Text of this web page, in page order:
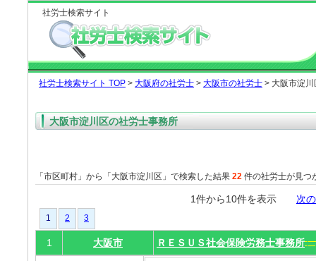
社労士検索サイト
社労士検索サイト TOP > 大阪府の社労士 > 大阪市の社労士 > 大阪市淀
大阪市淀川区の社労士事務所
「市区町村」から「大阪市淀川区」で検索した結果 22 件の社労士が見つ
1件から10件を表示 次
1 2 3
1 大阪市 ＲＥＳＵＳ社会保険労務士事務所